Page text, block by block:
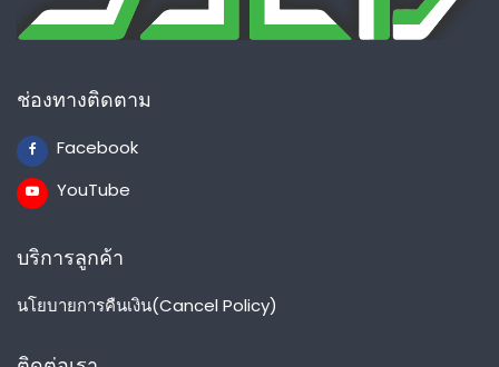
ช่องทางติดตาม
Facebook
YouTube
บริการลูกค้า
นโยบายการคืนเงิน(Cancel Policy)